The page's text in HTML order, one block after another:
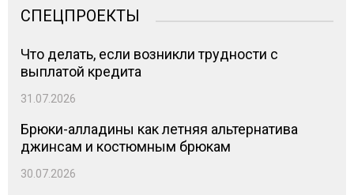
СПЕЦПРОЕКТЫ
Что делать, если возникли трудности с
выплатой кредита
31.07.2026
Брюки-алладины как летняя альтернатива
джинсам и костюмным брюкам
30.07.2026